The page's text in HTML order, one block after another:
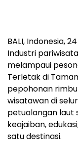
BALI, Indonesia,
Industri pariwisata
melampaui
Terletak di
pepohonan
wisatawan di
petualangan laut
keajaiban,
satu destinasi.